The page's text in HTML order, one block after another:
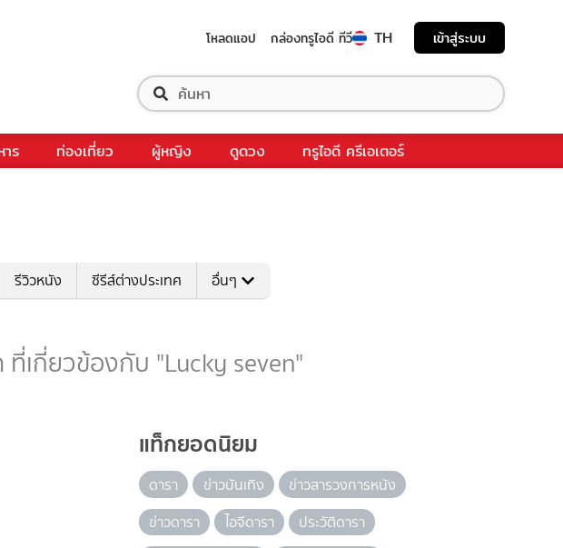
โหลดแอป กล่องทรูไอดี ทีวี TH เข้าสู่ระบบ
าร ท่องเที่ยว ผู้หญิง ดูดวง ทรูไอดี ครีเอเตอร์
รีวิวหนัง ซีรีส์ต่างประเทศ อื่นๆ
เกี่ยวข้องกับ "Lucky seven"
แท็กยอดนิยม
ดารา ข่าวบันเทิง
ข่าวสารวงการหนัง
ข่าวดารา
ไอจีดารา
ประวัติดารา